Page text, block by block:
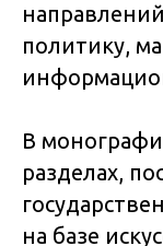
политику,
В
разделах,
на базе